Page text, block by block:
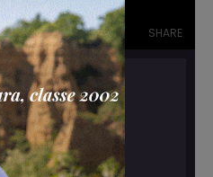
ma dimmi
SHARE